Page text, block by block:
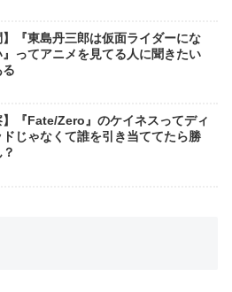
】『東島丹三郎は仮面ライダーにな
』ってアニメを見てる人に聞きたい
】『Fate/Zero』のケイネスってディ
ドじゃなくて誰を引き当ててたら勝